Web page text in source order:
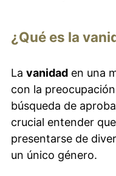
¿Qué es la
La vanidad en una
con la
búsqueda de
crucial entender
presentarse de
un único género.